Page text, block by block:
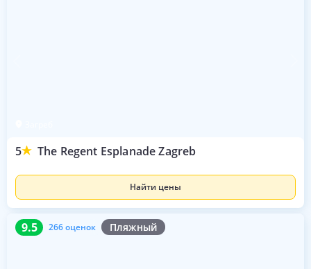
5 The Regent Esplanade Zagreb
Найти цены
9.5 266 оценок Пляжный
9.5 266 оценок